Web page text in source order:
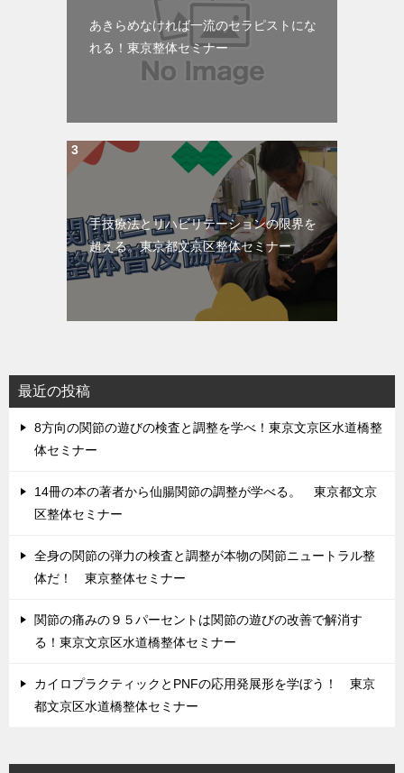
あきらめなければ一流のセラピストにな
れる！東京整体セミナー
手技療法とリハビリテーションの限界を
超える。東京都文京区整体セミナー
最近の投稿
8方向の関節の遊びの検査と調整を学べ！東京文京区水道橋整
体セミナー
14冊の本の著者から仙腸関節の調整が学べる。 東京都文京
区整体セミナー
全身の関節の弾力の検査と調整が本物の関節ニュートラル整
体だ！ 東京整体セミナー
関節の痛みの９５パーセントは関節の遊びの改善で解消す
る！東京文京区水道橋整体セミナー
カイロプラクティックとPNFの応用発展形を学ぼう！ 東京
都文京区水道橋整体セミナー